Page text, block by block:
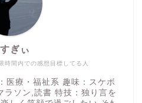
時間内での感想目標してる人
ぎぃ
療・福祉系 趣味：スケボ
ラソン,読書 特技：独り言を